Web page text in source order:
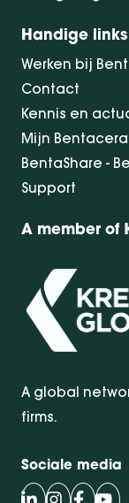
Handige links
Werken bij
Contact
Kennis en
Mijn Bentacera
BentaShare -
Support
A member of
A global
firms.
Sociale media